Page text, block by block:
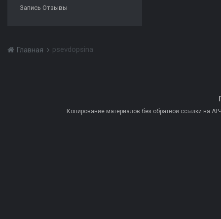
Запись Отзывы
Главная psevdopsina
Копирование материалов без обратной ссылки на